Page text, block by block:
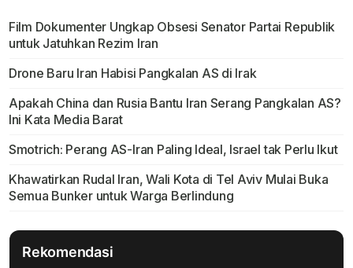
Film Dokumenter Ungkap Obsesi Senator Partai Republik
untuk Jatuhkan Rezim Iran
Drone Baru Iran Habisi Pangkalan AS di Irak
Apakah China dan Rusia Bantu Iran Serang Pangkalan AS?
Ini Kata Media Barat
Smotrich: Perang AS-Iran Paling Ideal, Israel tak Perlu Ikut
Khawatirkan Rudal Iran, Wali Kota di Tel Aviv Mulai Buka
Semua Bunker untuk Warga Berlindung
Rekomendasi